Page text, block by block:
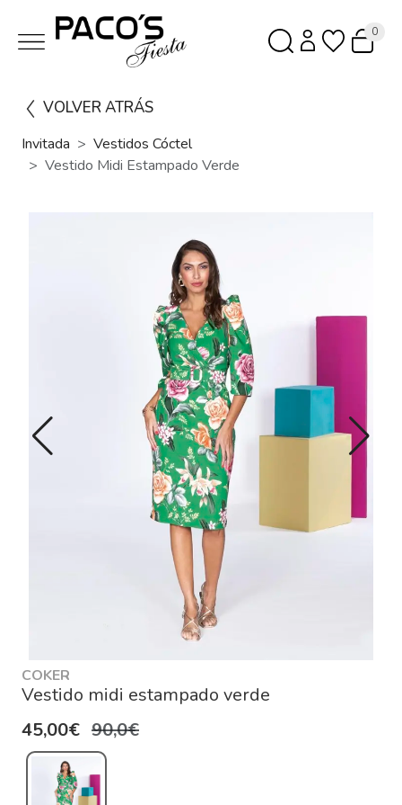
0
VOLVER ATRÁS
Invitada
Vestidos Cóctel
Vestido Midi Estampado Verde
COKER
Vestido midi estampado verde
45,00€ 90,0€